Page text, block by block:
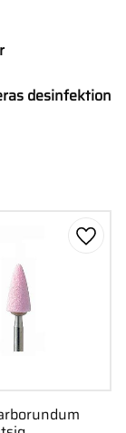
desinfektion
Lägg